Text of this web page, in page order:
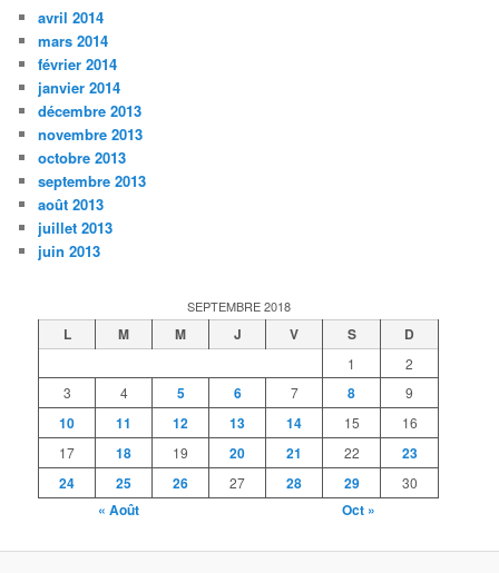
avril 2014
mars 2014
février 2014
janvier 2014
décembre 2013
novembre 2013
octobre 2013
septembre 2013
août 2013
juillet 2013
juin 2013
SEPTEMBRE 2018
L M M J V S D
1
2
3
4 5 6 7 8 9
10 11 12 13 14 15
16
17
18 19 20 21 22
23
24
25 26 27 28 29 30
« Août Oct »